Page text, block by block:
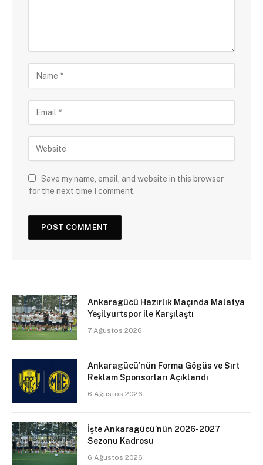
Save my name, email, and website in this browser
for the next time I comment.
Ankaragücü Hazırlık Maçında Malatya
Yeşilyurtspor ile Karşılaştı
7 Ağustos 2026
Ankaragücü’nün Forma Gögüs ve Sırt
Reklam Sponsorları Açıklandı
6 Ağustos 2026
İşte Ankaragücü’nün 2026-2027
Sezonu Kadrosu
6 Ağustos 2026